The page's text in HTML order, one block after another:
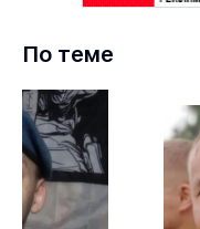
По теме